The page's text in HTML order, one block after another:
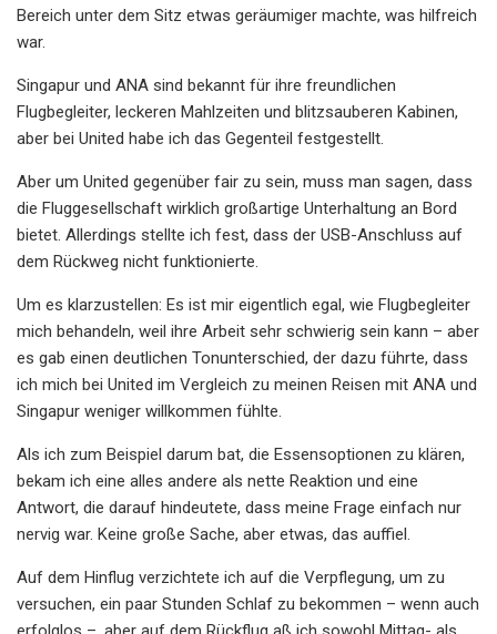
Bereich unter dem Sitz etwas geräumiger machte, was hilfreich
war.
Singapur und ANA sind bekannt für ihre freundlichen
Flugbegleiter, leckeren Mahlzeiten und blitzsauberen Kabinen,
aber bei United habe ich das Gegenteil festgestellt.
Aber um United gegenüber fair zu sein, muss man sagen, dass
die Fluggesellschaft wirklich großartige Unterhaltung an Bord
bietet. Allerdings stellte ich fest, dass der USB-Anschluss auf
dem Rückweg nicht funktionierte.
Um es klarzustellen: Es ist mir eigentlich egal, wie Flugbegleiter
mich behandeln, weil ihre Arbeit sehr schwierig sein kann – aber
es gab einen deutlichen Tonunterschied, der dazu führte, dass
ich mich bei United im Vergleich zu meinen Reisen mit ANA und
Singapur weniger willkommen fühlte.
Als ich zum Beispiel darum bat, die Essensoptionen zu klären,
bekam ich eine alles andere als nette Reaktion und eine
Antwort, die darauf hindeutete, dass meine Frage einfach nur
nervig war. Keine große Sache, aber etwas, das auffiel.
Auf dem Hinflug verzichtete ich auf die Verpflegung, um zu
versuchen, ein paar Stunden Schlaf zu bekommen – wenn auch